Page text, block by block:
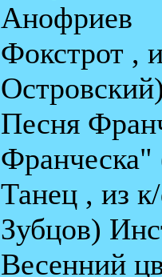
Анофриев
Фокстрот ,
Песня
Танец , из
Зубцов)
Весенний